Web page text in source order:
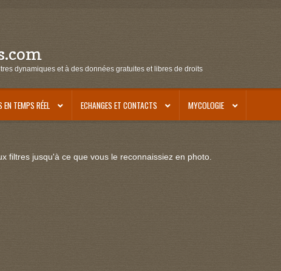
dynamiques et à des données gratuites et libres de droits
EN TEMPS RÉEL ECHANGES ET CONTACTS MYCOLOGIE
filtres jusqu'à ce que vous le reconnaissiez en photo.